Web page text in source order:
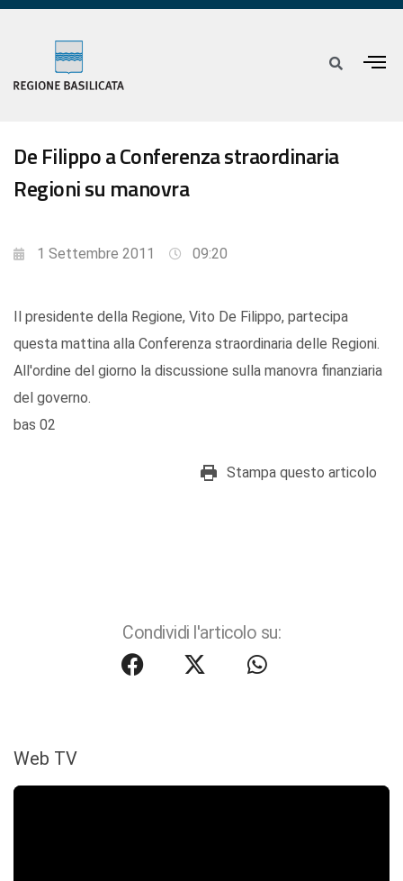
De Filippo a Conferenza straordinaria
Regioni su manovra
1 Settembre 2011 09:20
Il presidente della Regione, Vito De Filippo, partecipa
questa mattina alla Conferenza straordinaria delle Regioni.
All'ordine del giorno la discussione sulla manovra finanziaria
del governo.
bas 02
Stampa questo articolo
Condividi l'articolo su:
Web TV